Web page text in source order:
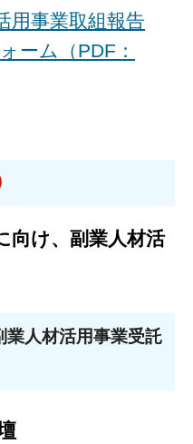
用事業取組報告
ーム（PDF：
向け、副業人材活
業人材活用事業受託